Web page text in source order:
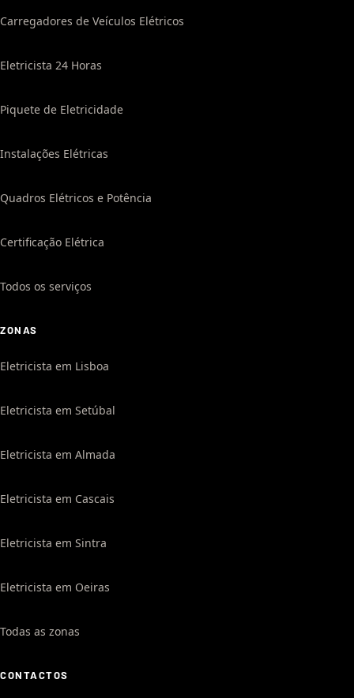
Carregadores de Veículos Elétricos
Eletricista 24 Horas
Piquete de Eletricidade
Instalações Elétricas
Quadros Elétricos e Potência
Certificação Elétrica
Todos os serviços
ZONAS
Eletricista em Lisboa
Eletricista em Setúbal
Eletricista em Almada
Eletricista em Cascais
Eletricista em Sintra
Eletricista em Oeiras
Todas as zonas
CONTACTOS